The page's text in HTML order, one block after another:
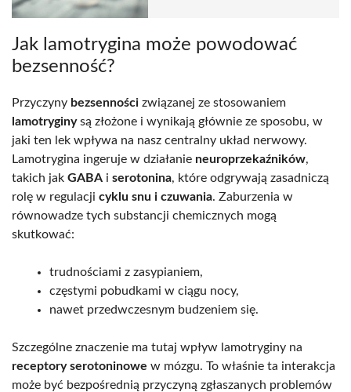
Jak lamotrygina może powodować
bezsenność?
Przyczyny bezsenności związanej ze stosowaniem
lamotryginysą złożone i wynikają głównie ze sposobu, w
jaki ten lek wpływa na nasz centralny układ nerwowy.
Lamotrygina ingeruje w działanie neuroprzekaźników,
takich jak GABA i serotonina, które odgrywają zasadniczą
rolę w regulacji cyklu snu i czuwania. Zaburzenia w
równowadze tych substancji chemicznych mogą
skutkować:
trudnościami z zasypianiem,
częstymi pobudkami w ciągu nocy,
nawet przedwczesnym budzeniem się.
Szczególne znaczenie ma tutaj wpływ lamotryginy na
receptory serotoninowe w mózgu. To właśnie ta interakcja
może być bezpośrednią przyczyną zgłaszanych problemów